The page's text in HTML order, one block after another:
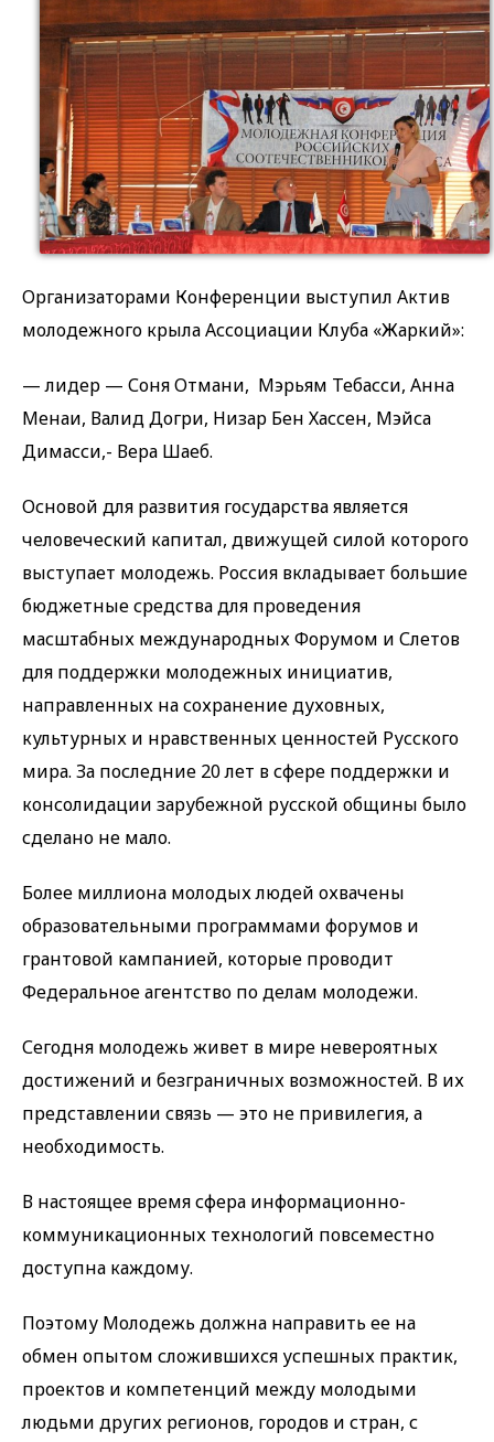
Организаторами Конференции выступил Актив
молодежного крыла Ассоциации Клуба «Жаркий»:
— лидер — Соня Отмани, Мэрьям Тебасси, Анна
Менаи, Валид Догри, Низар Бен Хассен, Мэйса
Димасси,- Вера Шаеб.
Основой для развития государства является
человеческий капитал, движущей силой которого
выступает молодежь. Россия вкладывает большие
бюджетные средства для проведения
масштабных международных Форумом и Слетов
для поддержки молодежных инициатив,
направленных на сохранение духовных,
культурных и нравственных ценностей Русского
мира. За последние 20 лет в сфере поддержки и
консолидации зарубежной русской общины было
сделано не мало.
Более миллиона молодых людей охвачены
образовательными программами форумов и
грантовой кампанией, которые проводит
Федеральное агентство по делам молодежи.
Сегодня молодежь живет в мире невероятных
достижений и безграничных возможностей. В их
представлении связь — это не привилегия, а
необходимость.
В настоящее время сфера информационно-
коммуникационных технологий повсеместно
доступна каждому.
Поэтому Молодежь должна направить ее на
обмен опытом сложившихся успешных практик,
проектов и компетенций между молодыми
людьми других регионов, городов и стран, с